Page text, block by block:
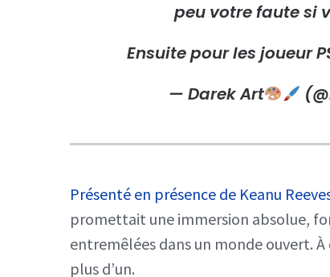
peu votre faute si
Ensuite pour les joueur
— Darek Art
Présenté en présence de Keanu
promettait une immersion absolue,
entremêlées dans un monde ouvert.
plus d’un.